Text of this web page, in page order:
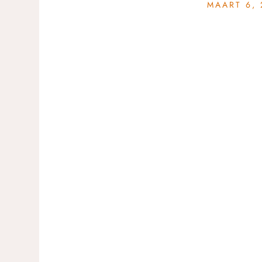
MAART 6,